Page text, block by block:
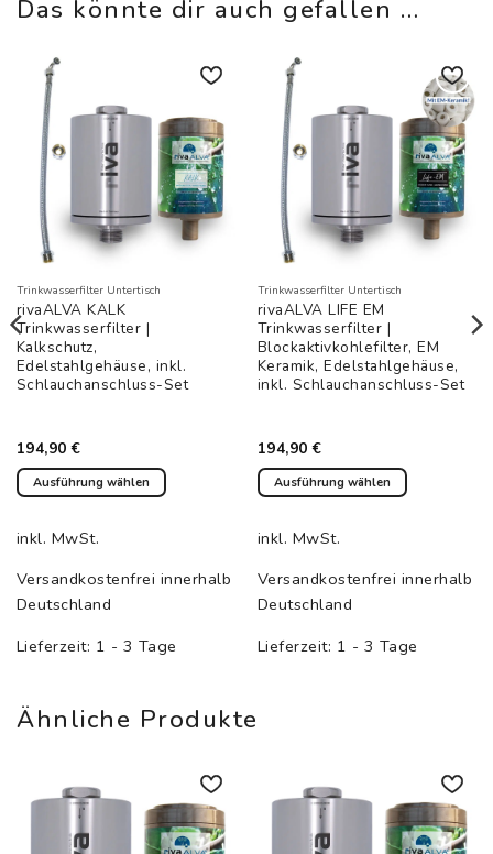
Das könnte dir auch gefallen …
Wunschliste
Trinkwasserfilter Untertisch
rivaALVA KALK
Trinkwasserfilter |
Kalkschutz,
Edelstahlgehäuse, inkl.
Schlauchanschluss-Set
194,90€
Ausführung wählen
Produkt
mehrere
Varianten
Die
auf
gewählt
werden
inkl. MwSt.
Versandkostenfrei innerhalb
Deutschland
Lieferzeit: 1 - 3 Tage
Auf die
Wunschliste
Trinkwasserfilter Untertisch
rivaALVA LIFE EM
Trinkwasserfilter |
Blockaktivkohlefilter, EM
Keramik, Edelstahlgehäuse,
inkl. Schlauchanschluss-Set
194,90€
Ausführung wählen
Produkt
mehrere
Varianten
Die
gewählt
werden
inkl. MwSt.
Versandkostenfrei innerhalb
Deutschland
Lieferzeit: 1 - 3 Tage
Ähnliche Produkte
Auf die
Wunschliste
Auf die
Wunschliste